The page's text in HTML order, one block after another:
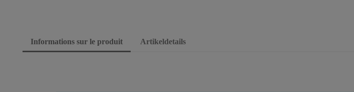
Informations sur le produit Artikeldetails